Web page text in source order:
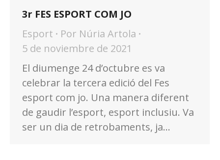
3r FES ESPORT COM JO
Esport
Por Núria Artola
5 de noviembre de 2021
El diumenge 24 d’octubre es va
celebrar la tercera edició del Fes
esport com jo. Una manera diferent
de gaudir l’esport, esport inclusiu. Va
ser un dia de retrobaments, ja…